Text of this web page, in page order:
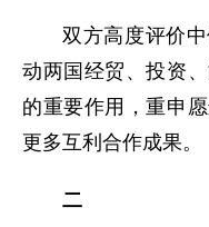
双方高度评价
动两国经贸、投资
的重要作用，重申
更多互利合作成果。
二